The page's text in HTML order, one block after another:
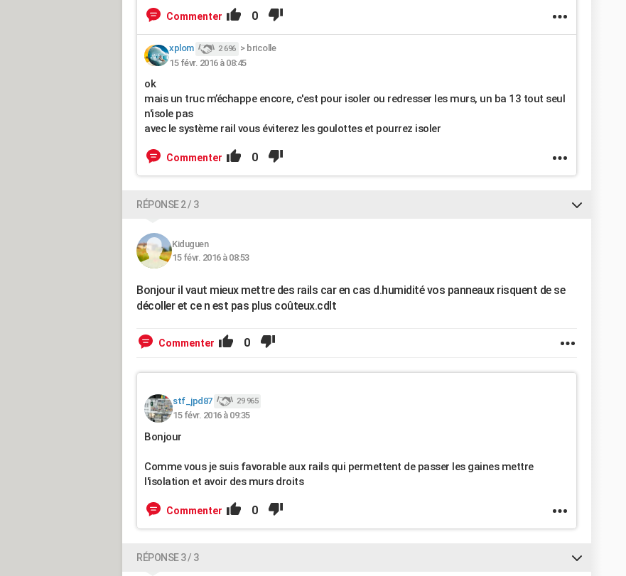
Commenter 0
xplom 2 696 > bricolle
15 févr. 2016 à 08:45
ok
mais un truc m’échappe encore, c'est pour isoler ou redresser les murs, un ba 13 tout seul
n'isole pas
avec le système rail vous éviterez les goulottes et pourrez isoler
Commenter 0
RÉPONSE 2 / 3
Kiduguen
15 févr. 2016 à 08:53
Bonjour il vaut mieux mettre des rails car en cas d.humidité vos panneaux risquent de se
décoller et ce n est pas plus coûteux.cdlt
Commenter 0
stf_jpd87 29 965
15 févr. 2016 à 09:35
Bonjour
Comme vous je suis favorable aux rails qui permettent de passer les gaines mettre
l'isolation et avoir des murs droits
Commenter 0
RÉPONSE 3 / 3